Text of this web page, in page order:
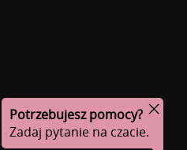
Potrzebujesz pomocy?
Zadaj pytanie na czacie.